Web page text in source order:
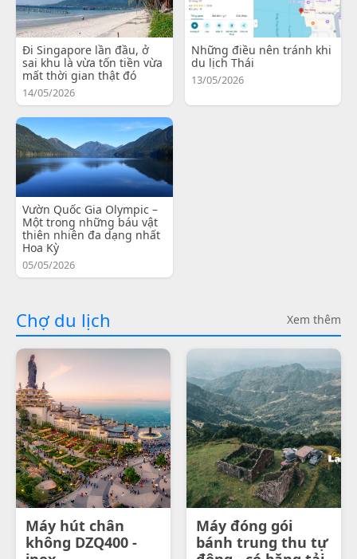
Đi Singapore lần đầu, ở
sai khu là vừa tốn tiền vừa
mất thời gian thật đó
14/05/2026
Những điều nên tránh khi
du lịch Thái
13/05/2026
Vườn Quốc Gia Olympic –
Một trong những báu vật
thiên nhiên đa dạng nhất
Hoa Kỳ
05/05/2026
Chợ du lịch Xem thêm
Máy hút chân
không DZQ400 -
Máy đóng gói
bánh trung thu tự